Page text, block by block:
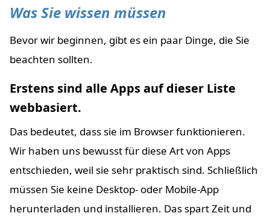
Was Sie wissen müssen
Bevor wir beginnen, gibt es ein paar Dinge, die Sie
beachten sollten.
Erstens sind alle Apps auf dieser Liste
webbasiert.
Das bedeutet, dass sie im Browser funktionieren.
Wir haben uns bewusst für diese Art von Apps
entschieden, weil sie sehr praktisch sind. Schließlich
müssen Sie keine Desktop- oder Mobile-App
herunterladen und installieren. Das spart Zeit und